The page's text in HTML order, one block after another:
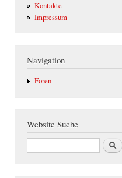
Kontakte
Impressum
Navigation
Foren
Website Suche
Suche